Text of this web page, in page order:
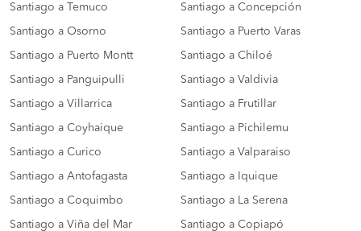
Santiago a Temuco Santiago a Concepción
Santiago a Osorno Santiago a Puerto Varas
Santiago a Puerto Montt Santiago a Chiloé
Santiago a Panguipulli Santiago a Valdivia
Santiago a Villarrica Santiago a Frutillar
Santiago a Coyhaique Santiago a Pichilemu
Santiago a Curico Santiago a Valparaiso
Santiago a Antofagasta Santiago a Iquique
Santiago a Coquimbo Santiago a La Serena
Santiago a Viña del Mar Santiago a Copiapó